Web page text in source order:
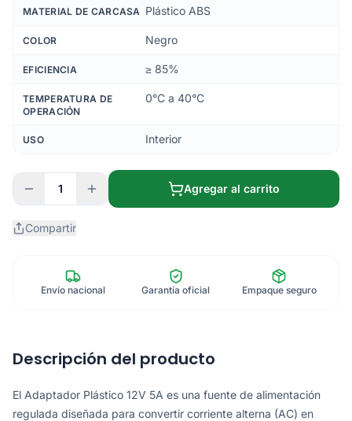
MATERIAL DE CARCASA Plástico ABS
COLOR Negro
EFICIENCIA ≥ 85%
TEMPERATURA DE
OPERACIÓN
0°C a 40°C
USO Interior
1 Agregar al carrito
Compartir
Envío nacional Garantía oficial Empaque seguro
Descripción del producto
El Adaptador Plástico 12V 5A es una fuente de alimentación
regulada diseñada para convertir corriente alterna (AC) en